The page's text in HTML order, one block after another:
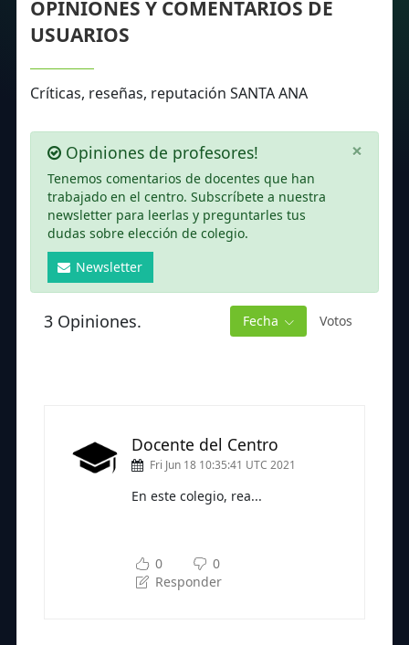
OPINIONES Y COMENTARIOS DE
USUARIOS
Críticas, reseñas, reputación SANTA ANA
×
Opiniones de profesores!
Tenemos comentarios de docentes que han
trabajado en el centro. Subscríbete a nuestra
newsletter para leerlas y preguntarles tus
dudas sobre elección de colegio.
Newsletter
3 Opiniones. Fecha Votos
Docente del Centro
Fri Jun 18 10:35:41 UTC 2021
En este colegio, rea...
0
0
Responder